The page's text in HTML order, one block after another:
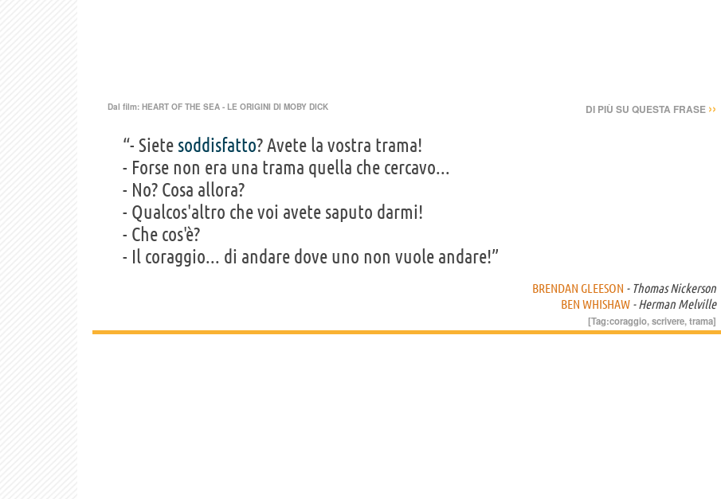
Dal film: HEART OF THE SEA - LE ORIGINI DI MOBY DICK DI PIÙ SU QUESTA FRASE ››
“- Siete soddisfatto? Avete la vostra trama!
- Forse non era una trama quella che cercavo...
- No? Cosa allora?
- Qualcos'altro che voi avete saputo darmi!
- Che cos'è?
- Il coraggio... di andare dove uno non vuole andare!”
BRENDAN GLEESON - Thomas Nickerson
BEN WHISHAW - Herman Melville
[Tag:coraggio,scrivere,trama]